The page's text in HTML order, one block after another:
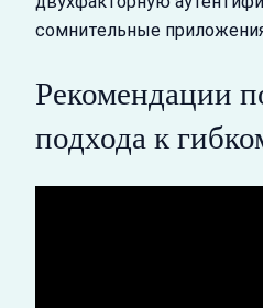
сомнительные
Рекомендации
подхода к